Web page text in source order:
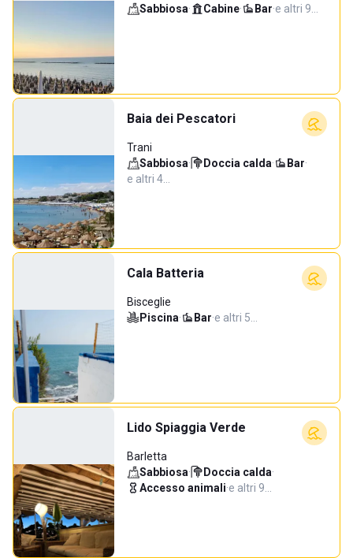
Sabbiosa· Cabine· Bar·e altri 9…
Baia dei Pescatori
Trani
Sabbiosa· Doccia calda· Bar·
e altri 4…
Cala Batteria
Bisceglie
Piscina· Bar·e altri 5…
Lido Spiaggia Verde
Barletta
Sabbiosa· Doccia calda·
Accesso animali·e altri 9…